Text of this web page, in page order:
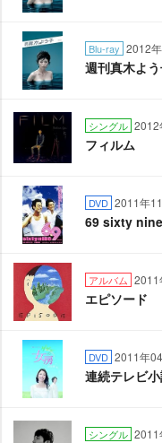
Blu-ray 2012
週刊真木よ
シングル 2012
フィルム
DVD 2011年
69 sixty nine
アルバム 2011
エピソード
DVD 2011年
連続テレビ
シングル 2011